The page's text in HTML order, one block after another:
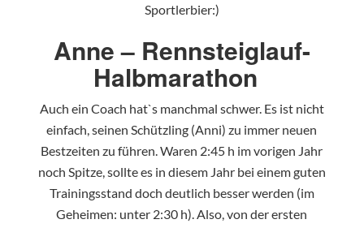
Sportlerbier:)
Anne – Rennsteiglauf-
Halbmarathon
Auch ein Coach hat`s manchmal schwer. Es ist nicht
einfach, seinen Schützling (Anni) zu immer neuen
Bestzeiten zu führen. Waren 2:45 h im vorigen Jahr
noch Spitze, sollte es in diesem Jahr bei einem guten
Trainingsstand doch deutlich besser werden (im
Geheimen: unter 2:30 h). Also, von der ersten